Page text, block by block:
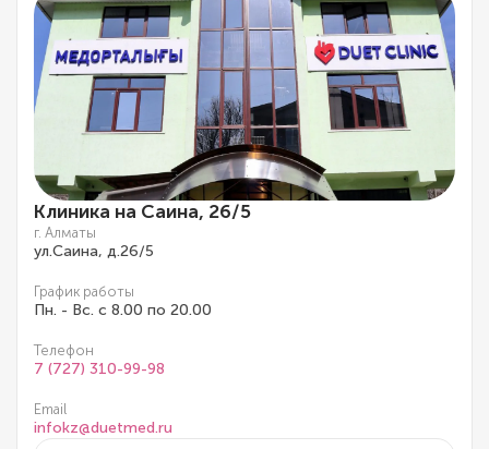
Клиника на Саина, 26/5
г. Алматы
ул.Саина, д.26/5
График работы
Пн. - Вс. с 8.00 по 20.00
Телефон
7 (727) 310-99-98
Email
infokz@duetmed.ru